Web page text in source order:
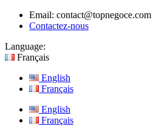
Email: contact@topnegoce.com
Contactez-nous
Language:
Français
English
Français
English
Français